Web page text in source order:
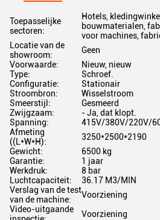
Toepasselijke
sectoren:
Hotels,
bouwmaterialen,
voor machines,
Locatie van de
showroom:
Geen
Voorwaarde:
Nieuw, nieuw
Type:
Schroef.
Configuratie:
Stationair
Stroombron:
Wisselstroom
Smeerstijl:
Gesmeerd
Zwijgzaam:
- Ja, dat klopt.
Spanning:
415V/380V/220V/
Afmeting
((L*W*H):
3250*2500*2190
Gewicht:
6500 kg
Garantie:
1 jaar
Werkdruk:
8 bar
Luchtcapaciteit:
36.17 M3/MIN
Verslag van de test
van de machine:
Voorziening
Video-uitgaande
Voorziening